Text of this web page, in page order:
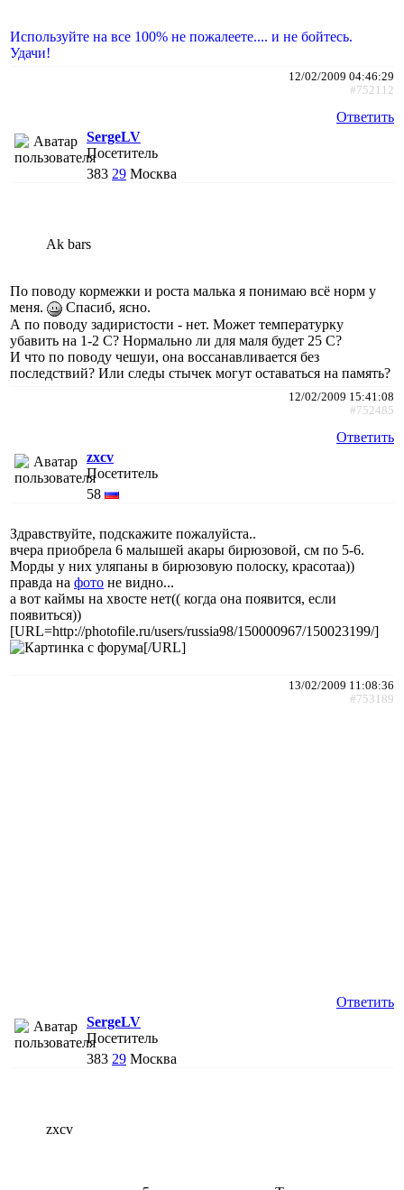
Используйте на все 100% не пожалеете.... и не бойтесь.
Удачи!
12/02/2009 04:46:29
#752112
Ответить
SergeLV
Посетитель
383 29 Москва
Ak bars
По поводу кормежки и роста малька я понимаю всё норм у
меня.
Спасиб, ясно.
А по поводу задиристости - нет. Может температурку
убавить на 1-2 С? Нормально ли для маля будет 25 С?
И что по поводу чешуи, она воссанавливается без
последствий? Или следы стычек могут оставаться на память?
12/02/2009 15:41:08
#752485
Ответить
zxcv
Посетитель
58
Здравствуйте, подскажите пожалуйста..
вчера приобрела 6 малышей акары бирюзовой, см по 5-6.
Морды у них уляпаны в бирюзовую полоску, красотаа))
правда на фото не видно...
а вот каймы на хвосте нет(( когда она появится, если
появиться))
[URL=http://photofile.ru/users/russia98/150000967/150023199/]
[/URL]
13/02/2009 11:08:36
#753189
Ответить
SergeLV
Посетитель
383 29 Москва
zxcv